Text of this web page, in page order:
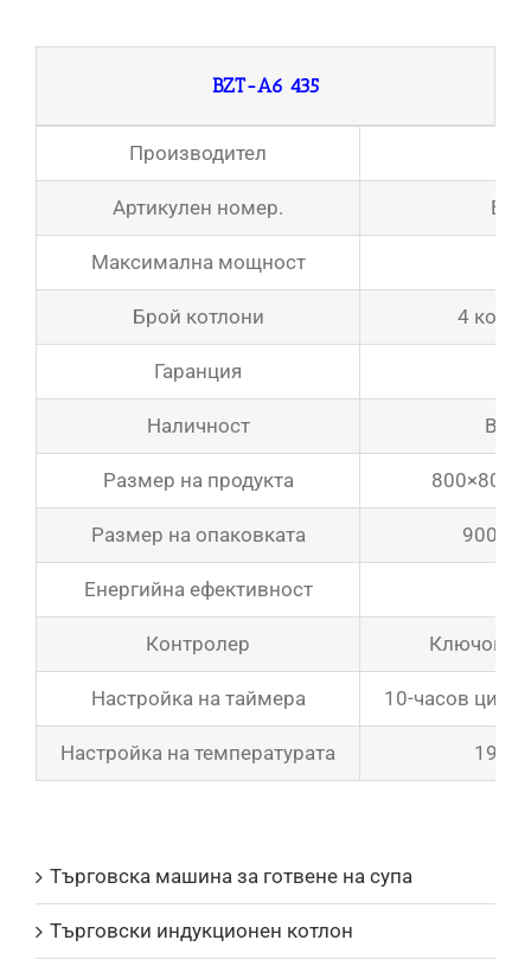
BZT-A6 435
Производител
Артикулен номер.
Максимална мощност
Брой котлони 4
Гаранция
Наличност В
Размер на продукта
Размер на опаковката
Енергийна ефективност
Контролер Ключов
Настройка на таймера 10-часов
Настройка на температурата 194
Търговска машина за готвене на супа
Търговски индукционен котлон